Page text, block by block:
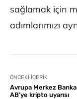
sağlamak için
adımlarımızı
ÖNCEKI İÇERIK
Avrupa Merkez
AB’ye kripto uyarısı